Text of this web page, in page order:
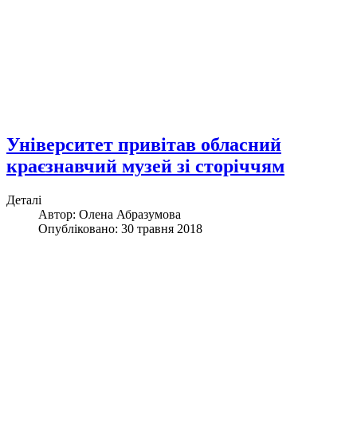
Університет привітав обласний
краєзнавчий музей зі сторіччям
Деталі
Автор: Олена Абразумова
Опубліковано: 30 травня 2018